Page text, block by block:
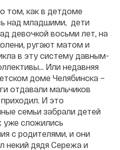
том, как в детдоме
над младшими, дети
девочкой восьми лет, на
ругают матом и
в эту систему давным-
Или недавняя
доме Челябинска –
отдавали мальчиков
И это
семьи забрали детей
уже сложились
с родителями, и они
некий дядя Сережа и